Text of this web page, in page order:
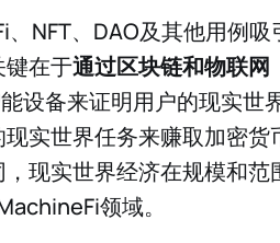
NFT、DAO及其他用例吸
键在于通过区块链和物联网
设备来证明用户的现实世
实世界任务来赚取加密货
现实世界经济在规模和范
领域。